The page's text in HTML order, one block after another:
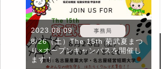
2023.08.09 事務局
8/26（土）The 15th 菊武夏まつ
り×オープンキャンパスを開催し
ます！